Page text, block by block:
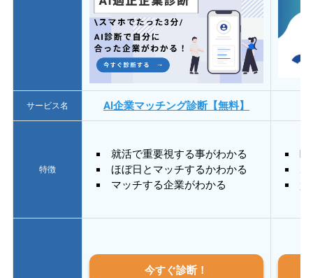
サービス名 AI企業マッチング診断【無料】
特徴
就活で重要視する事がわかる
ほぼ日とマッチするかわかる
マッチする企業がわかる
質
今すぐ診断！